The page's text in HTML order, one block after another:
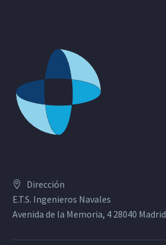
Dirección
E.T.S. Ingenieros Navales
Avenida de la Memoria, 4 28040 Madrid